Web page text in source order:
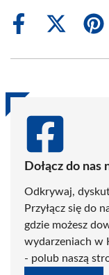
Share
Share
(Twitter)
Dołącz do nas
Odkrywaj,
Przyłącz się do
gdzie możesz
wydarzeniach w
- polub naszą